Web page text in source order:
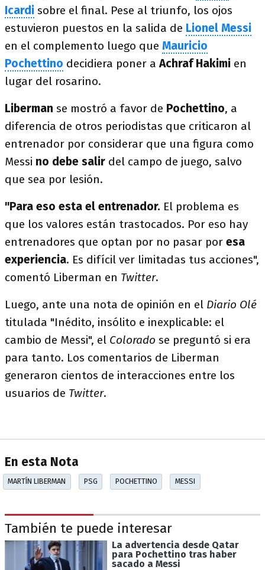
Icardi sobre el final. Pese al triunfo, los ojos
estuvieron puestos en la salida de Lionel Messi
en el complemento luego que Mauricio
Pochettino decidiera poner aAchraf Hakimi en
lugar del rosarino.
Liberman se mostró a favor de Pochettino, a
diferencia de otros periodistas que criticaron al
entrenador por considerar que una figura como
Messi no debe salir del campo de juego, salvo
que sea por lesión.
"Para eso esta el entrenador. El problema es
que los valores están trastocados. Por eso hay
entrenadores que optan por no pasar por esa
experiencia. Es difícil ver limitadas tus acciones",
comentó Liberman en Twitter.
Luego, ante una nota de opinión en el Diario Olé
titulada "Inédito, insólito e inexplicable: el
cambio de Messi", el Colorado se preguntó si era
para tanto. Los comentarios de Liberman
generaron cientos de interacciones entre los
usuarios de Twitter.
En esta Nota
MARTÍN LIBERMAN PSG POCHETTINO MESSI
También te puede interesar
La advertencia desde Qatar
para Pochettino tras haber
sacado a Messi